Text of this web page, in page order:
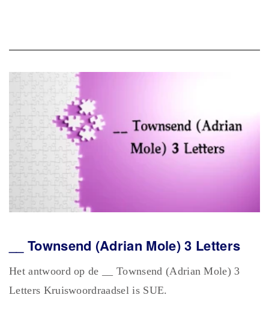
__ Townsend (Adrian Mole) 3 Letters
Het antwoord op de __ Townsend (Adrian Mole) 3
Letters Kruiswoordraadsel is SUE.